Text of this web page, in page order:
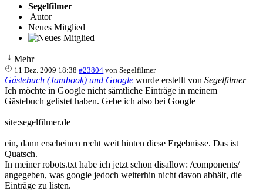
Segelfilmer
Autor
Neues Mitglied
Mehr
11 Dez. 2009 18:38 #23804 vonSegelfilmer
Gästebuch (Jambook) und Google wurde erstellt von Segelfilmer
Ich möchte in Google nicht sämtliche Einträge in meinem
Gästebuch gelistet haben. Gebe ich also bei Google
site:segelfilmer.de
ein, dann erscheinen recht weit hinten diese Ergebnisse. Das ist
Quatsch.
In meiner robots.txt habe ich jetzt schon disallow: /components/
angegeben, was google jedoch weiterhin nicht davon abhält, die
Einträge zu listen.